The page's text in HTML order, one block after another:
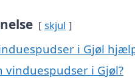
skjul
i Gjøl
vinduespudser i Gjøl?